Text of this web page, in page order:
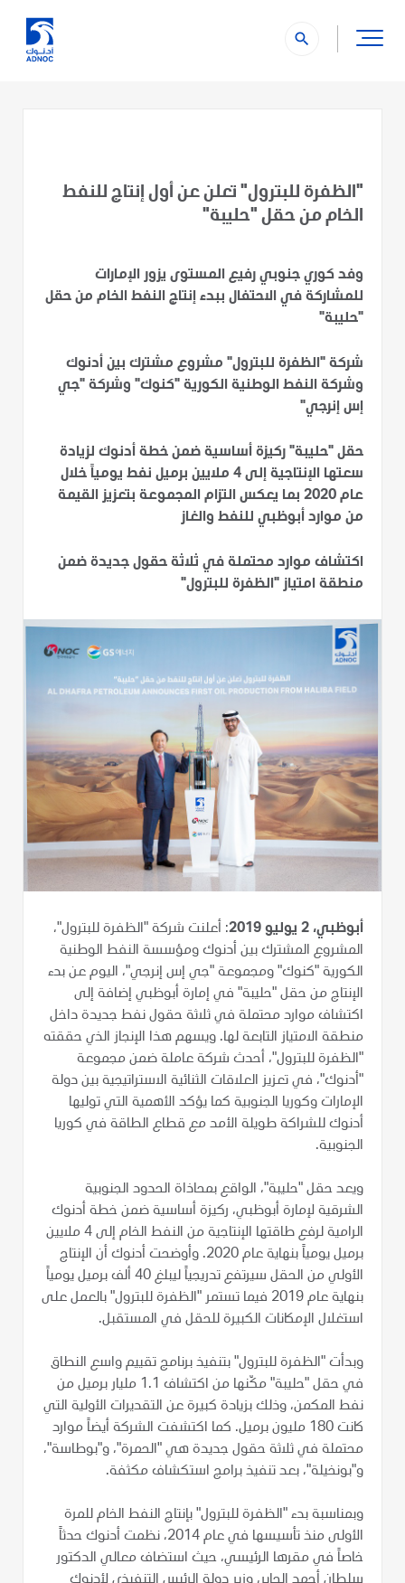
search
"الظفرة للبترول" تعلن عن أول إنتاج للنفط
الخام من حقل "حليبة"
وفد كوري جنوبي رفيع المستوى يزور الإمارات
للمشاركة في الاحتفال ببدء إنتاج النفط الخام من حقل
"حليبة"
شركة "الظفرة للبترول" مشروع مشترك بين أدنوك
وشركة النفط الوطنية الكورية "كنوك" وشركة "جي
إس إنرجي"
حقل "حليبة" ركيزة أساسية ضمن خطة أدنوك لزيادة
سعتها الإنتاجية إلى 4 ملايين برميل نفط يومياً خلال
عام 2020 بما يعكس التزام المجموعة بتعزيز القيمة
من موارد أبوظبي للنفط والغاز
اكتشاف موارد محتملة في ثلاثة حقول جديدة ضمن
منطقة امتياز "الظفرة للبترول"
أبوظبي، 2 يوليو 2019
: أعلنت شركة "الظفرة للبترول"،
المشروع المشترك بين أدنوك ومؤسسة النفط الوطنية
الكورية "كنوك" ومجموعة "جي إس إنرجي"، اليوم عن بدء
الإنتاج من حقل "حليبة" في إمارة أبوظبي إضافة إلى
اكتشاف موارد محتملة في ثلاثة حقول نفط جديدة داخل
منطقة الامتياز التابعة لها. ويسهم هذا الإنجاز الذي حققته
"الظفرة للبترول"، أحدث شركة عاملة ضمن مجموعة
"أدنوك"، في تعزيز العلاقات الثنائية الاستراتيجية بين دولة
الإمارات وكوريا الجنوبية كما يؤكد الأهمية التي توليها
أدنوك للشراكة طويلة الأمد مع قطاع الطاقة في كوريا
الجنوبية.
ويعد حقل "حليبة"، الواقع بمحاذاة الحدود الجنوبية
الشرقية لإمارة أبوظبي، ركيزة أساسية ضمن خطة أدنوك
الرامية لرفع طاقتها الإنتاجية من النفط الخام إلى 4 ملايين
برميل يومياً بنهاية عام 2020. وأوضحت أدنوك أن الإنتاج
الأولي من الحقل سيرتفع تدريجياً ليبلغ 40 ألف برميل يومياً
بنهاية عام 2019 فيما تستمر "الظفرة للبترول" بالعمل على
استغلال الإمكانات الكبيرة للحقل في المستقبل.
وبدأت "الظفرة للبترول" بتنفيذ برنامج تقييم واسع النطاق
في حقل "حليبة" مكّنها من اكتشاف 1.1 مليار برميل من
نفط المكمن، وذلك بزيادة كبيرة عن التقديرات الأولية التي
كانت 180 مليون برميل. كما اكتشفت الشركة أيضاً موارد
محتملة في ثلاثة حقول جديدة هي "الحمرة"، و"بوطاسة"،
و"بونخيلة"، بعد تنفيذ برامج استكشاف مكثفة.
وبمناسبة بدء "الظفرة للبترول" بإنتاج النفط الخام للمرة
الأولى منذ تأسيسها في عام 2014، نظمت أدنوك حدثاً
خاصاً في مقرها الرئيسي، حيث استضاف معالي الدكتور